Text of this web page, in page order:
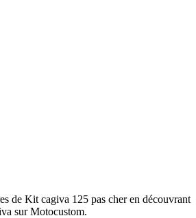
de Kit cagiva 125 pas cher en découvrant
sur Motocustom.